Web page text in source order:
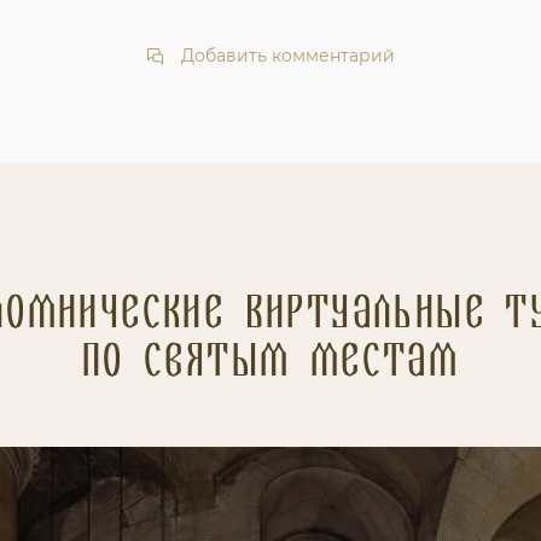
Добавить комментарий
Виртуальные
по святым местам